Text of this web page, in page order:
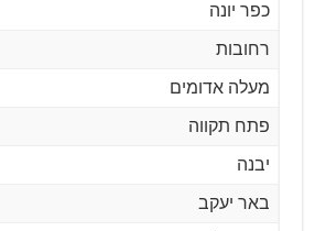
כפר יונה
רחובות
מעלה אדומים
פתח תקווה
יבנה
באר יעקב